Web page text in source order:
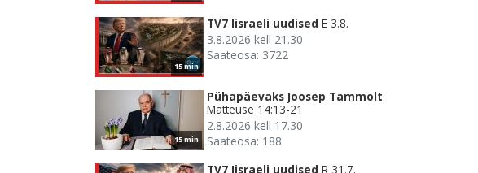
15 min
TV7 Iisraeli uudised E 3.8.
3.8.2026 kell 21.30
Saateosa: 3722
15 min
Pühapäevaks Joosep Tammolt
Matteuse 14:13-21
2.8.2026 kell 17.30
Saateosa: 188
TV7 Iisraeli uudised R 31.7.